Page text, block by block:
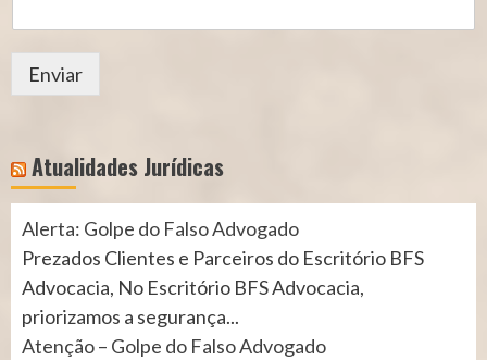
Enviar
Atualidades Jurídicas
Alerta: Golpe do Falso Advogado
Prezados Clientes e Parceiros do Escritório BFS
Advocacia, No Escritório BFS Advocacia,
priorizamos a segurança...
Atenção – Golpe do Falso Advogado